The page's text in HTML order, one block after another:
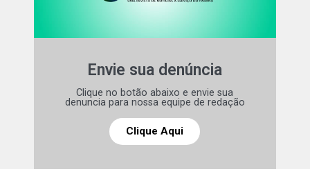
Envie sua denúncia
Clique no botão abaixo e envie sua
denuncia para nossa equipe de redação
Clique Aqui